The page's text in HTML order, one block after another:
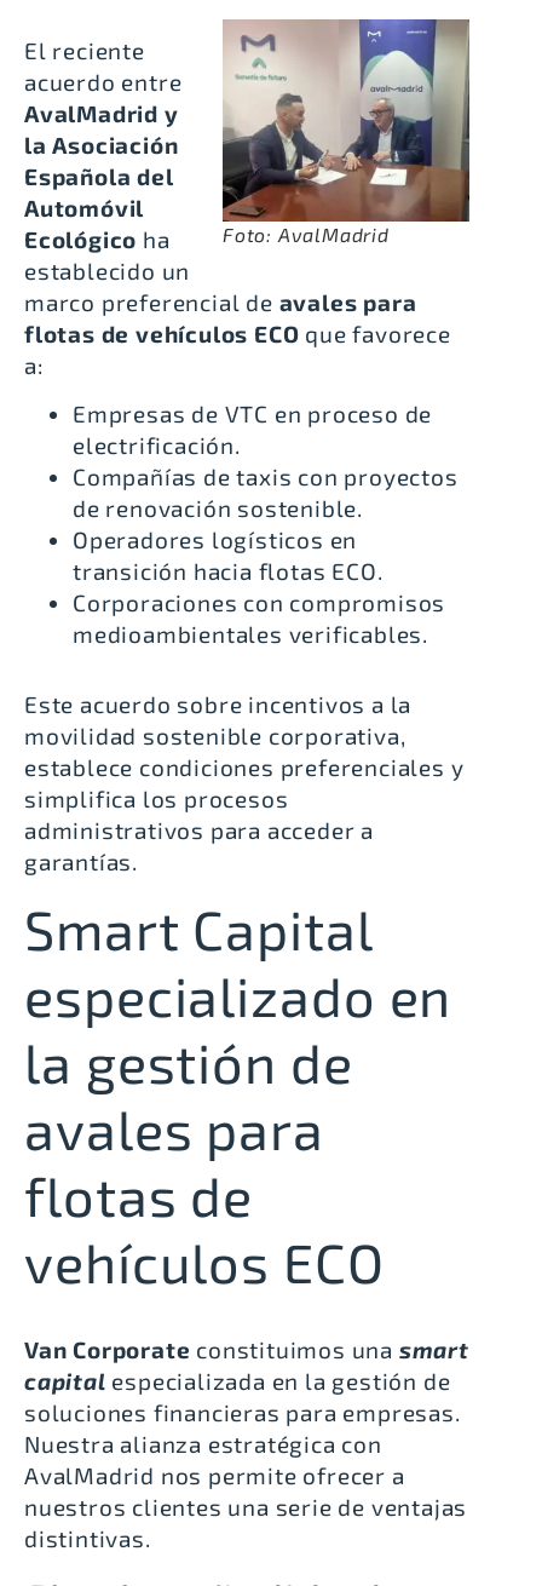
Foto: AvalMadrid
El reciente
acuerdo entre
AvalMadrid y
la Asociación
Española del
Automóvil
Ecológico ha
establecido un
marco preferencial de avales para
flotas de vehículos ECO que favorece
a:
Empresas de VTC en proceso de
electrificación.
Compañías de taxis con proyectos
de renovación sostenible.
Operadores logísticos en
transición hacia flotas ECO.
Corporaciones con compromisos
medioambientales verificables.
Este acuerdo sobre incentivos a la
movilidad sostenible corporativa,
establece condiciones preferenciales y
simplifica los procesos
administrativos para acceder a
garantías.
Smart Capital
especializado en
la gestión de
avales para
flotas de
vehículos ECO
Van Corporate constituimos una smart
capital especializada en la gestión de
soluciones financieras para empresas.
Nuestra alianza estratégica con
AvalMadrid nos permite ofrecer a
nuestros clientes una serie de ventajas
distintivas.